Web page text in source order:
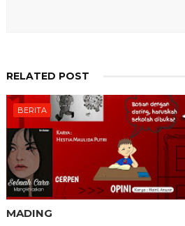
RELATED POST
BERITA
MADING